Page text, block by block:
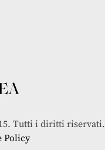
Tutti i diritti riservati.
Policy